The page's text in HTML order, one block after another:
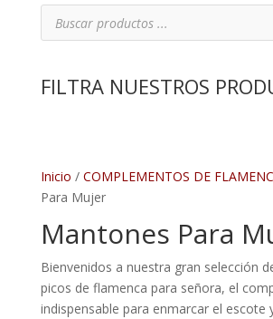
Inicio / COMPLEMENTOS DE
Para Mujer
Mantones Para
Bienvenidos a nuestra gran selección
picos de flamenca para señora, el
indispensable para enmarcar el escote
B
d
a
d
u
c
o
FILTRA NUESTROS